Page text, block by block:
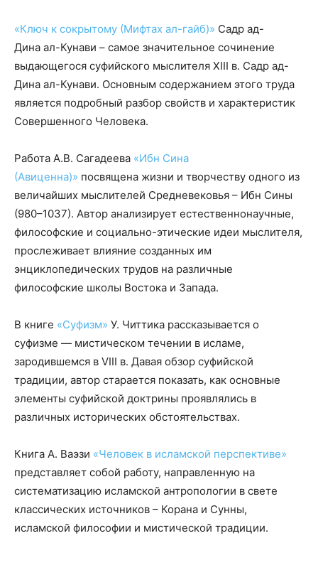
«Ключ к сокрытому (Мифтах ал-гайб)» Садр ад-
Дина ал-Кунави – самое значительное сочинение
выдающегося суфийского мыслителя XIII в. Садр ад-
Дина ал-Кунави. Основным содержанием этого труда
является подробный разбор свойств и характеристик
Совершенного Человека.
Работа А.В. Сагадеева «Ибн Сина
(Авиценна)» посвящена жизни и творчеству одного из
величайших мыслителей Средневековья – Ибн Сины
(980–1037). Автор анализирует естественнонаучные,
философские и социально-этические идеи мыслителя,
прослеживает влияние созданных им
энциклопедических трудов на различные
философские школы Востока и Запада.
В книге «Суфизм» У. Читтика рассказывается о
суфизме — мистическом течении в исламе,
зародившемся в VIII в. Давая обзор суфийской
традиции, автор старается показать, как основные
элементы суфийской доктрины проявлялись в
различных исторических обстоятельствах.
Книга А. Ваэзи «Человек в исламской перспективе»
представляет собой работу, направленную на
систематизацию исламской антропологии в свете
классических источников – Корана и Сунны,
исламской философии и мистической традиции.